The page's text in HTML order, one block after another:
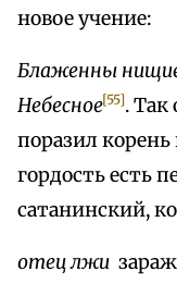
новое учение:
Блаженны
Небесное[55].
поразил корень
гордость есть
сатанинский,
отец лжи